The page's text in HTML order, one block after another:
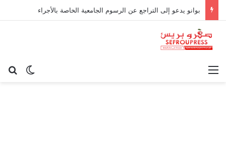
بوانو يدعو إلى التراجع عن الرسوم الجامعية الخاصة بالأجراء
الوضع القائمة